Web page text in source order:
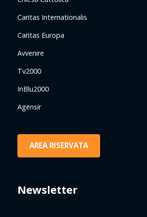
Caritas Internationalis
Caritas Europa
Avvenire
Tv2000
InBlu2000
Agensir
AREA RISERVATA
Newsletter